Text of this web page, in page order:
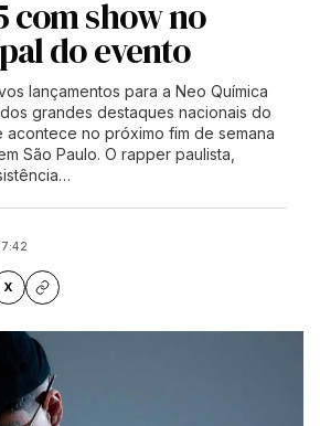
com show no
do evento
lançamentos para a Neo Química
grandes destaques nacionais do
acontece no próximo fim de semana
São Paulo. O rapper paulista,
X